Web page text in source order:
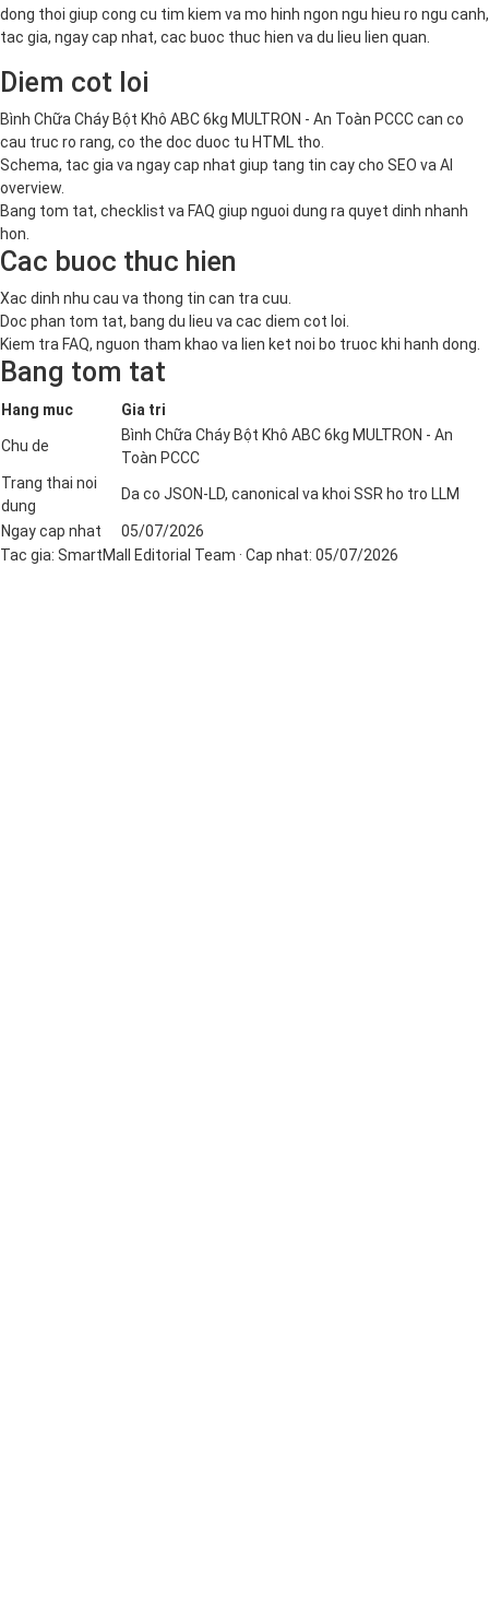
dong thoi giup cong cu tim kiem va mo hinh ngon ngu hieu ro ngu canh,
tac gia, ngay cap nhat, cac buoc thuc hien va du lieu lien quan.
Diem cot loi
Bình Chữa Cháy Bột Khô ABC 6kg MULTRON - An Toàn PCCC can co
cau truc ro rang, co the doc duoc tu HTML tho.
Schema, tac gia va ngay cap nhat giup tang tin cay cho SEO va AI
overview.
Bang tom tat, checklist va FAQ giup nguoi dung ra quyet dinh nhanh
hon.
Cac buoc thuc hien
Xac dinh nhu cau va thong tin can tra cuu.
Doc phan tom tat, bang du lieu va cac diem cot loi.
Kiem tra FAQ, nguon tham khao va lien ket noi bo truoc khi hanh dong.
Bang tom tat
Hang muc Gia tri
Chu de
Bình Chữa Cháy Bột Khô ABC 6kg MULTRON - An
Toàn PCCC
Trang thai noi
dung
Da co JSON-LD, canonical va khoi SSR ho tro LLM
Ngay cap nhat
05/07/2026
Tac gia: SmartMall Editorial Team · Cap nhat: 05/07/2026